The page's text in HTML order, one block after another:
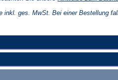
inkl. ges. MwSt. Bei einer Bestellung